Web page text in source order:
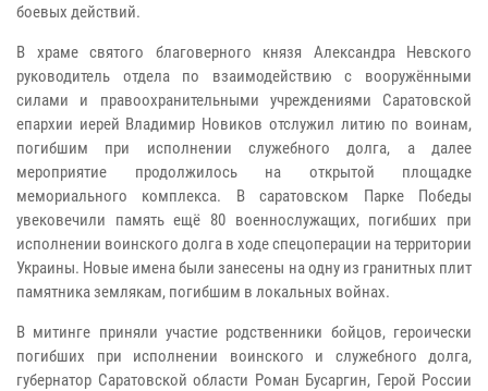
боевых действий.
В храме святого благоверного князя Александра Невского
руководитель отдела по взаимодействию с вооружёнными
силами и правоохранительными учреждениями Саратовской
епархии иерей Владимир Новиков отслужил литию по воинам,
погибшим при исполнении служебного долга, а далее
мероприятие продолжилось на открытой площадке
мемориального комплекса. В саратовском Парке Победы
увековечили память ещё 80 военнослужащих, погибших при
исполнении воинского долга в ходе спецоперации на территории
Украины. Новые имена были занесены на одну из гранитных плит
памятника землякам, погибшим в локальных войнах.
В митинге приняли участие родственники бойцов, героически
погибших при исполнении воинского и служебного долга,
губернатор Саратовской области Роман Бусаргин, Герой России